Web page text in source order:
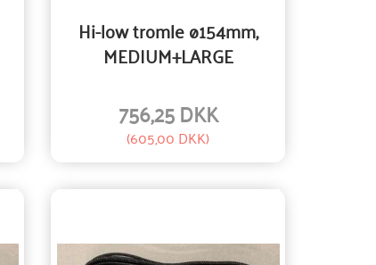
Hi-low tromle ø154mm,
MEDIUM+LARGE
756,25 DKK
(605,00 DKK)